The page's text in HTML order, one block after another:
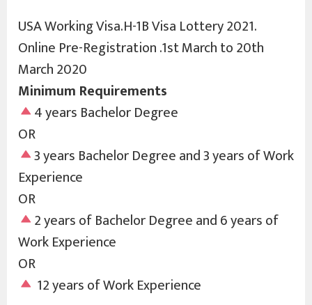
USA Working Visa.H-1B Visa Lottery 2021.
Online Pre-Registration .1st March to 20th
March 2020
Minimum Requirements
4 years Bachelor Degree
OR
3 years Bachelor Degree and 3 years of Work
Experience
OR
2 years of Bachelor Degree and 6 years of
Work Experience
OR
12 years of Work Experience